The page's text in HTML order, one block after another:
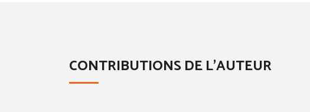
CONTRIBUTIONS DE L'AUTEUR